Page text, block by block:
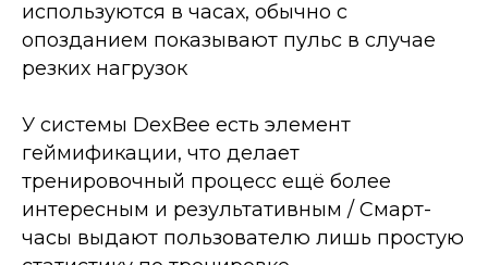
используются в часах, обычно с
опозданием показывают пульс в случае
резких нагрузок
У системы DexBee есть элемент
геймификации, что делает
тренировочный процесс ещё более
интересным и результативным / Смарт-
часы выдают пользователю лишь простую